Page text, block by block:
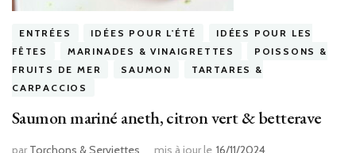
ENTRÉES IDÉES POUR L'ÉTÉ
IDÉES POUR LES
FÊTES
MARINADES & VINAIGRETTES
POISSONS &
FRUITS DE MER
SAUMON
TARTARES &
CARPACCIOS
Saumon mariné aneth, citron vert & betterave
par Torchons & Serviettes mis à jour le 16/11/2024